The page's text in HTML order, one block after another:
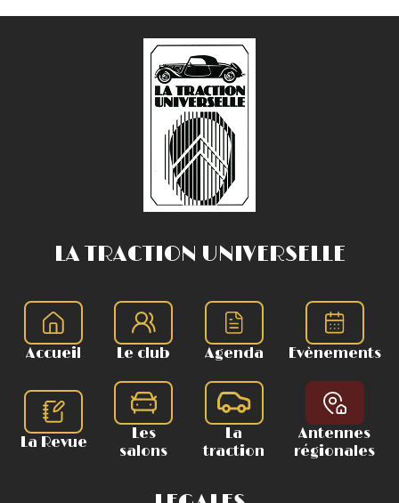
LA TRACTION UNIVERSELLE
Accueil Le club Agenda Evènements
La Revue
Les
salons
La
traction
Antennes
régionales